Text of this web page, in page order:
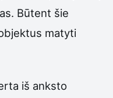
Būtent šie
matyti
iš anksto